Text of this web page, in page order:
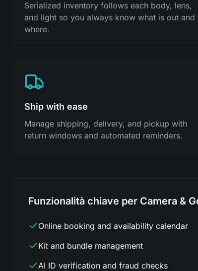
Serialized inventory follows each body, lens,
and light so you always know what is out and
where.
Ship with ease
Manage shipping, delivery, and pickup with
return windows and automated reminders.
Funzionalità chiave per Camera &
Online booking and availability calendar
Kit and bundle management
AI ID verification and fraud checks